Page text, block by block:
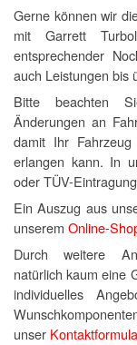
Gerne können wir
mit Garrett
entsprechender
auch Leistungen bis
Bitte beachten
Änderungen an
damit Ihr
erlangen kann. In
oder TÜV-
Ein Auszug aus
unserem Online-
Durch weitere
natürlich kaum eine
individuelles
unser